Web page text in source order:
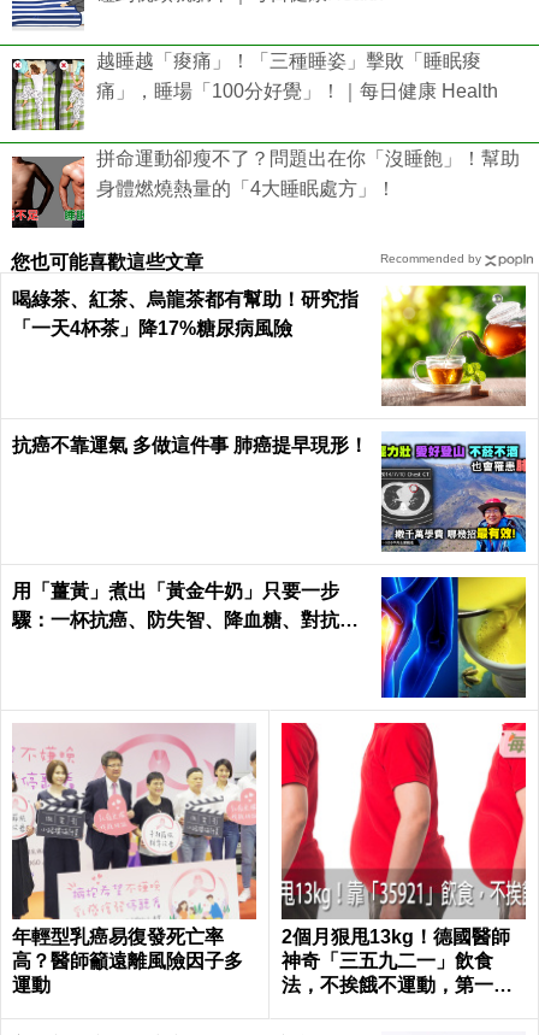
越睡越「痠痛」！「三種睡姿」擊敗「睡眠痠
痛」，睡場「100分好覺」！｜每日健康 Health
拼命運動卻瘦不了？問題出在你「沒睡飽」！幫助
身體燃燒熱量的「4大睡眠處方」！
您也可能喜歡這些文章
喝綠茶、紅茶、烏龍茶都有幫助！研究指
「一天4杯茶」降17%糖尿病風險
抗癌不靠運氣 多做這件事 肺癌提早現形！
用「薑黃」煮出「黃金牛奶」只要一步
驟：一杯抗癌、防失智、降血糖、對抗關
年輕型乳癌易復發死亡率
高？醫師籲遠離風險因子多
運動
2個月狠甩13kg！德國醫師
神奇「三五九二一」飲食
法，不挨餓不運動，第一個
Recommended by